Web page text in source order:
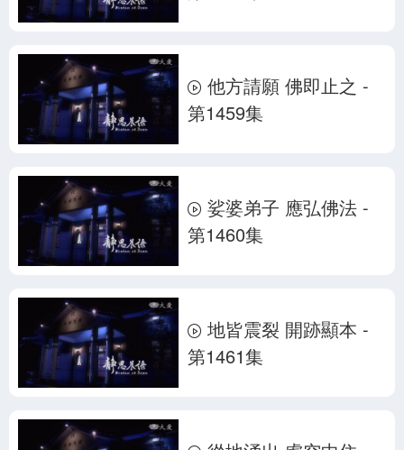
他方請願 佛即止之 -
第1459集
娑婆弟子 應弘佛法 -
第1460集
地皆震裂 開跡顯本 -
第1461集